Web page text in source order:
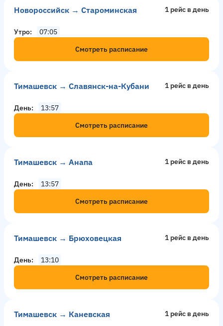
Новороссийск → Староминская 1 рейс в день
Утро
07:05
Смотреть расписание
Тимашевск → Славянск-на-Кубани 1 рейс в день
День
13:57
Смотреть расписание
Тимашевск → Анапа 1 рейс в день
День
13:57
Смотреть расписание
Тимашевск → Брюховецкая 1 рейс в день
День
13:10
Смотреть расписание
Тимашевск → Каневская 1 рейс в день